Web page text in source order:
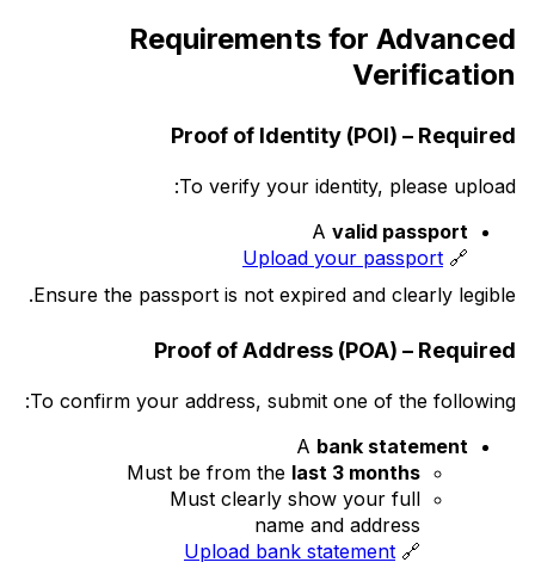
Requirements for Advanced
Verification
Proof of Identity (POI) – Required
To verify your identity, please upload:
A valid passport
🔗
Upload your passport
Ensure the passport is not expired and clearly legible.
Proof of Address (POA) – Required
To confirm your address, submit one of the following:
A bank statement
Must be from the last 3 months
Must clearly show your full
name and address
🔗
Upload bank statement